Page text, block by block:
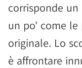
corrisponde
un po' come le
originale. Lo
è affrontare